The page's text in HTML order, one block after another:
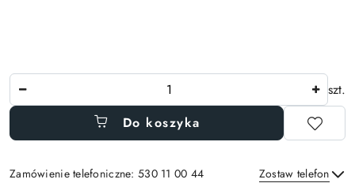
szt.
Do koszyka
Zamówienie telefoniczne: 530 11 00 44 Zostaw telefon